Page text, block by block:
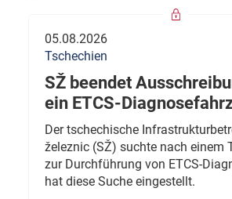
05.08.2026
Tschechien
SŽ beendet
ein ETCS-
Der tschechische
železnic (SŽ) suchte nach einem
zur Durchführung von ETCS-
hat diese Suche eingestellt.